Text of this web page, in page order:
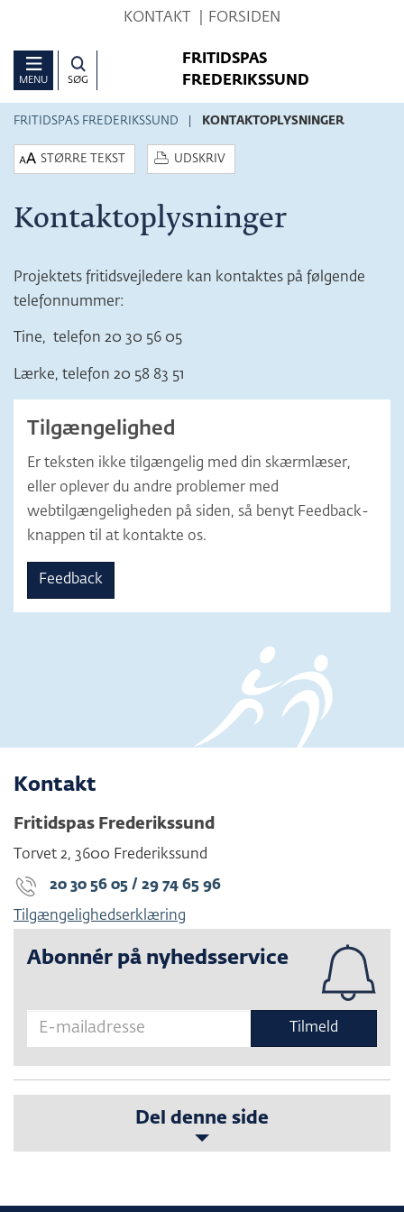
Hop
sidens
indhold
KONTAKT FORSIDEN
MENU SØG
FRITIDSPAS
FREDERIKSSUND
FRITIDSPAS FREDERIKSSUND KONTAKTOPLYSNINGER
STØRRE TEKST UDSKRIV
Kontaktoplysninger
Projektets fritidsvejledere kan kontaktes på følgende
telefonnummer:
Tine, telefon 20 30 56 05
Lærke, telefon 20 58 83 51
Tilgængelighed
Er teksten ikke tilgængelig med din skærmlæser,
eller oplever du andre problemer med
webtilgængeligheden på siden, så benyt Feedback-
knappen til at kontakte os.
Feedback
Kontakt
Fritidspas Frederikssund
Torvet 2, 3600 Frederikssund
20 30 56 05 / 29 74 65 96
Tilgængelighedserklæring
Abonnér på nyhedsservice
Tilmeld
Del denne side